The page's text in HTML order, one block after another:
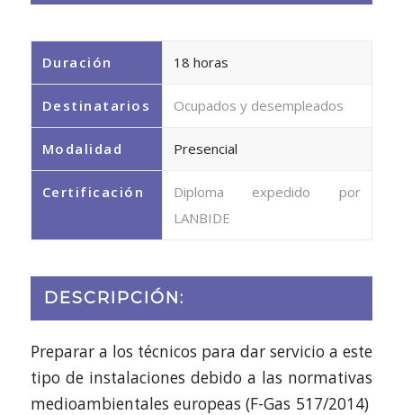
Duración 18 horas
Destinatarios Ocupados y desempleados
Modalidad Presencial
Certificación
Diploma expedido por
LANBIDE
DESCRIPCIÓN:
Preparar a los técnicos para dar servicio a este
tipo de instalaciones debido a las normativas
medioambientales europeas (F-Gas 517/2014)